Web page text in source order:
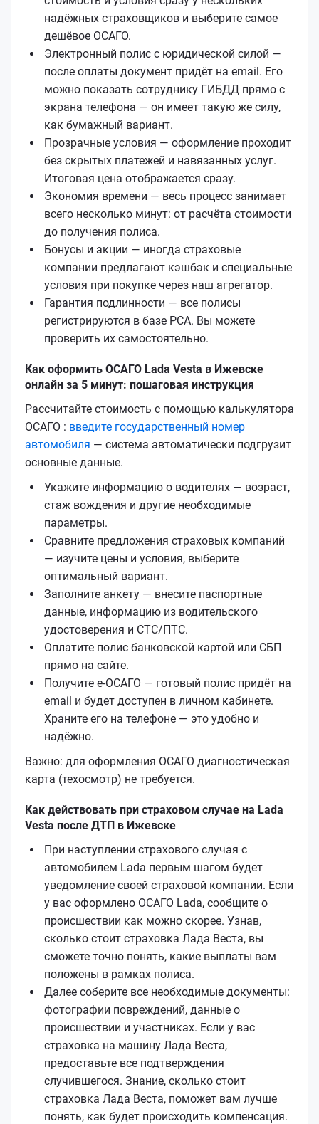
надёжных страховщиков и выберите самое
дешёвое ОСАГО.
Электронный полис с юридической силой —
после оплаты документ придёт на email. Его
можно показать сотруднику ГИБДД прямо с
экрана телефона — он имеет такую же силу,
как бумажный вариант.
Прозрачные условия — оформление проходит
без скрытых платежей и навязанных услуг.
Итоговая цена отображается сразу.
Экономия времени — весь процесс занимает
всего несколько минут: от расчёта стоимости
до получения полиса.
Бонусы и акции — иногда страховые
компании предлагают кэшбэк и специальные
условия при покупке через наш агрегатор.
Гарантия подлинности — все полисы
регистрируются в базе РСА. Вы можете
проверить их самостоятельно.
Как оформить ОСАГО Lada Vesta в Ижевске
онлайн за 5 минут: пошаговая инструкция
Рассчитайте стоимость с помощью калькулятора
ОСАГО : введите государственный номер
автомобиля — система автоматически подгрузит
основные данные.
Укажите информацию о водителях — возраст,
стаж вождения и другие необходимые
параметры.
Сравните предложения страховых компаний
— изучите цены и условия, выберите
оптимальный вариант.
Заполните анкету — внесите паспортные
данные, информацию из водительского
удостоверения и СТС/ПТС.
Оплатите полис банковской картой или СБП
прямо на сайте.
Получите е‑ОСАГО — готовый полис придёт на
email и будет доступен в личном кабинете.
Храните его на телефоне — это удобно и
надёжно.
Важно: для оформления ОСАГО диагностическая
карта (техосмотр) не требуется.
Как действовать при страховом случае на Lada
Vesta после ДТП в Ижевске
При наступлении страхового случая с
автомобилем Lada первым шагом будет
уведомление своей страховой компании. Если
у вас оформлено ОСАГО Lada, сообщите о
происшествии как можно скорее. Узнав,
сколько стоит страховка Лада Веста, вы
сможете точно понять, какие выплаты вам
положены в рамках полиса.
Далее соберите все необходимые документы:
фотографии повреждений, данные о
происшествии и участниках. Если у вас
страховка на машину Лада Веста,
предоставьте все подтверждения
случившегося. Знание, сколько стоит
страховка Лада Веста, поможет вам лучше
понять, как будет происходить компенсация.